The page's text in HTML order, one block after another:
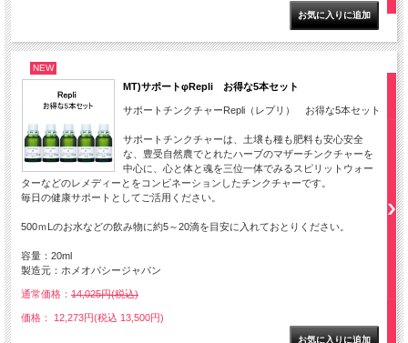
NEW
MT)サポートφRepli お得な5本セット
サポートチンクチャーRepli（レプリ） お得な5本セット
サポートチンクチャーは、土壌も種も肥料も安心安全
な、豊受自然農でとれたハーブのマザーチンクチャーを
中心に、心と体と魂を三位一体でみるスピリットウォー
ターなどのレメディーとをコンビネーションしたチンクチャーです。
毎日の健康サポートとしてご活用ください。
500ｍLのお水などの飲み物に約5～20滴を目安に入れておとりください。
容量：20ml
製造元：ホメオパシージャパン
通常価格： 14,025円(税込)
価格： 12,273円(税込 13,500円)